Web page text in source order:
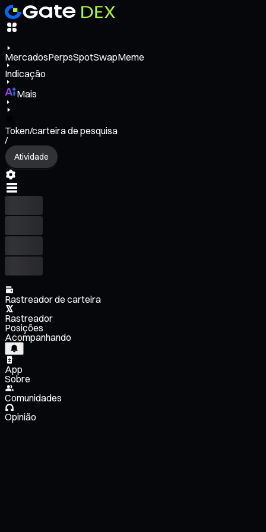
MercadosPerpsSpotSwapMeme
Indicação
Mais
Token/carteira de pesquisa
/
Atividade
Rastreador de carteira
Rastreador
Posições
Acompanhando
App
Sobre
Comunidades
Opinião